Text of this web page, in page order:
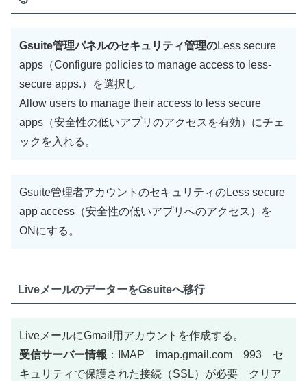
Gsuite管理パネルのセキュリティ管理のLess secure
apps（Configure policies to manage access to less-
secure apps.）を選択し
Allow users to manage their access to less secure
apps（安全性の低いアプリのアクセスを有効）にチェ
ックを入れる。
Gsuite管理者アカウントのセキュリティのLess secure
app access（安全性の低いアプリへのアクセス）を
ONにする。
LiveメールのデーターをGsuiteへ移行
LiveメールにGmail用アカウントを作成する。
受信サーバー情報 ：IMAP imap.gmail.com 993 セ
キュリティで保護された接続（SSL）が必要 クリア